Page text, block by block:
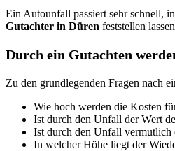
Ein Autounfall passiert sehr schnell,
Gutachter in Düren feststellen
Durch ein Gutachten
Zu den grundlegenden Fragen nach
Wie hoch werden die Kosten
Ist durch den Unfall der Wert
Ist durch den Unfall vermutlich
In welcher Höhe liegt der